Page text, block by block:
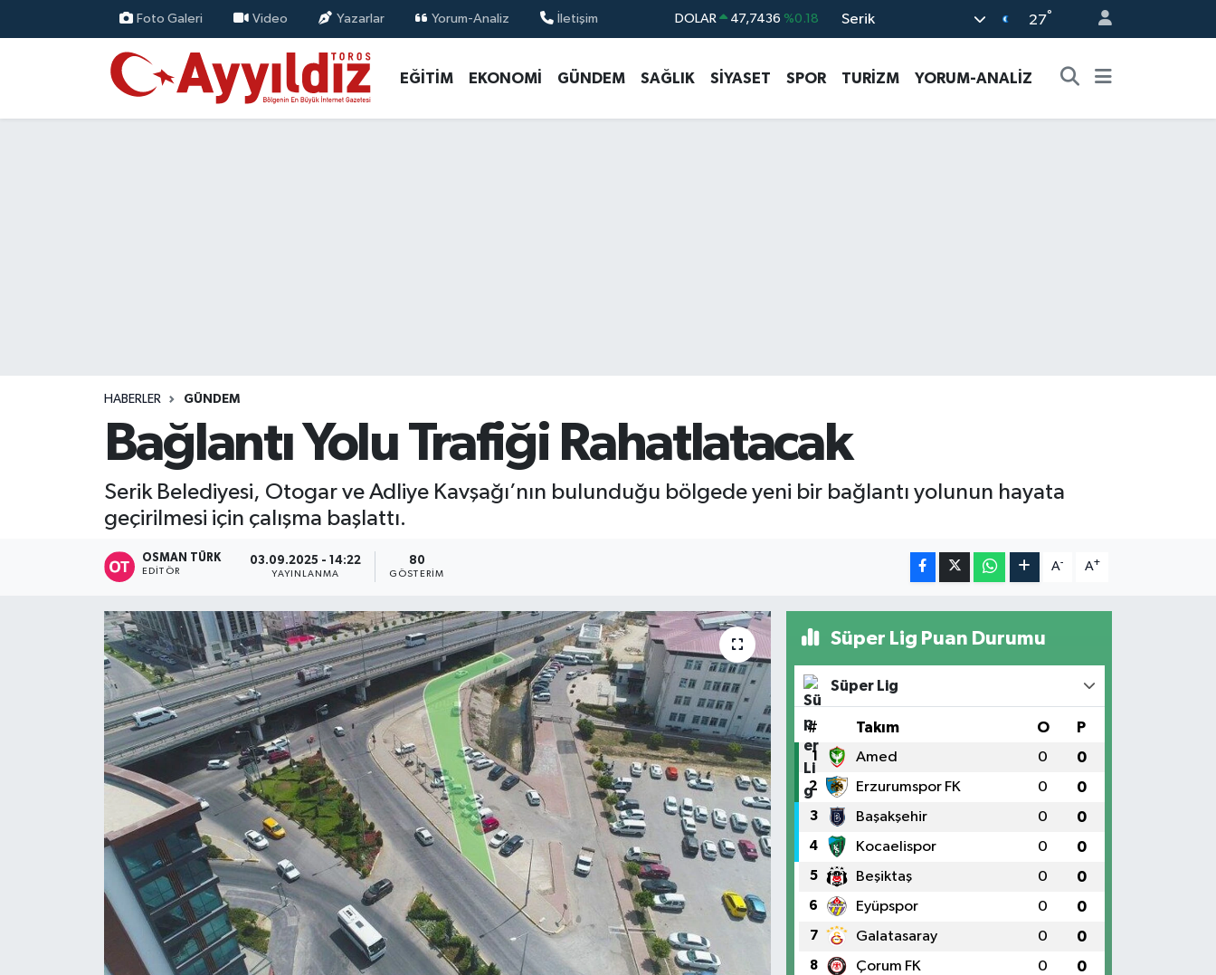
Foto Galeri Video Yazarlar Yorum-Analiz İletişim DOLAR 47,7436 %0.18
STERLİN 64,4811 %0.38
GRAM ALTIN 6660.55 %0.03
Serik 27°
EĞİTİM EKONOMİ GÜNDEM SAĞLIK SİYASET SPOR TURİZM YORUM-ANALİZ
HABERLER GÜNDEM
Bağlantı Yolu Trafiği Rahatlatacak
Serik Belediyesi, Otogar ve Adliye Kavşağı’nın bulunduğu bölgede yeni bir bağlantı yolunun hayata
geçirilmesi için çalışma başlattı.
OSMAN TÜRK
EDITÖR
03.09.2025 - 14:22
YAYINLANMA
80
GÖSTERIM
A- A+
Süper Lig Puan Durumu
Süper Lig
# Takım O P
1 Amed 0 0
2 Erzurumspor FK 0 0
3 Başakşehir 0 0
4 Kocaelispor 0 0
5 Beşiktaş 0 0
6 Eyüpspor 0 0
7 Galatasaray 0 0
8 Çorum FK 0 0